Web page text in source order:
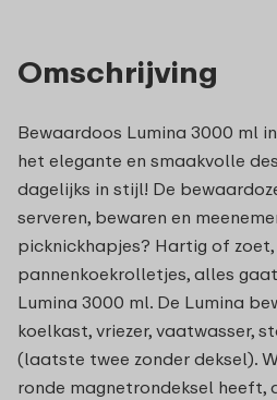
Omschrijving
Bewaardoos Lumina 3000 ml
het elegante en smaakvolle
dagelijks in stijl! De
serveren, bewaren en
picknickhapjes? Hartig of
pannenkoekrolletjes, alles
Lumina 3000 ml. De Lumina
koelkast, vriezer, vaatwasser,
(laatste twee zonder deksel).
ronde magnetrondeksel heeft,